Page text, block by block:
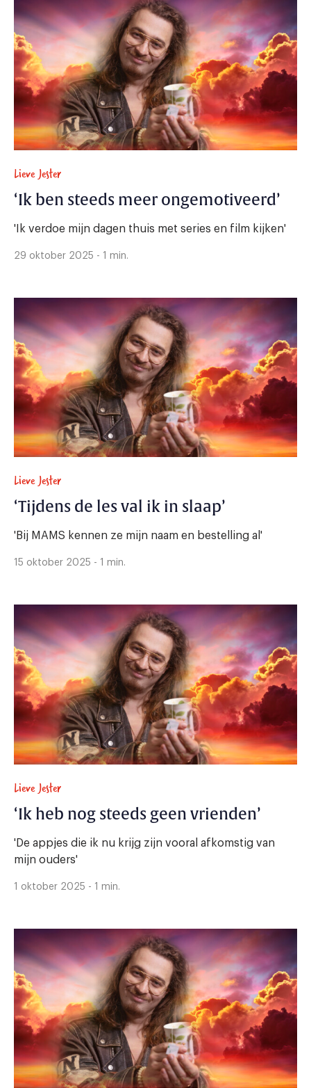
Lieve Jester
‘Ik ben steeds meer ongemotiveerd’
'Ik verdoe mijn dagen thuis met series en film kijken'
29 oktober 2025 - 1 min.
Lieve Jester
‘Tijdens de les val ik in slaap’
'Bij MAMS kennen ze mijn naam en bestelling al'
15 oktober 2025 - 1 min.
Lieve Jester
‘Ik heb nog steeds geen vrienden’
'De appjes die ik nu krijg zijn vooral afkomstig van
mijn ouders'
1 oktober 2025 - 1 min.